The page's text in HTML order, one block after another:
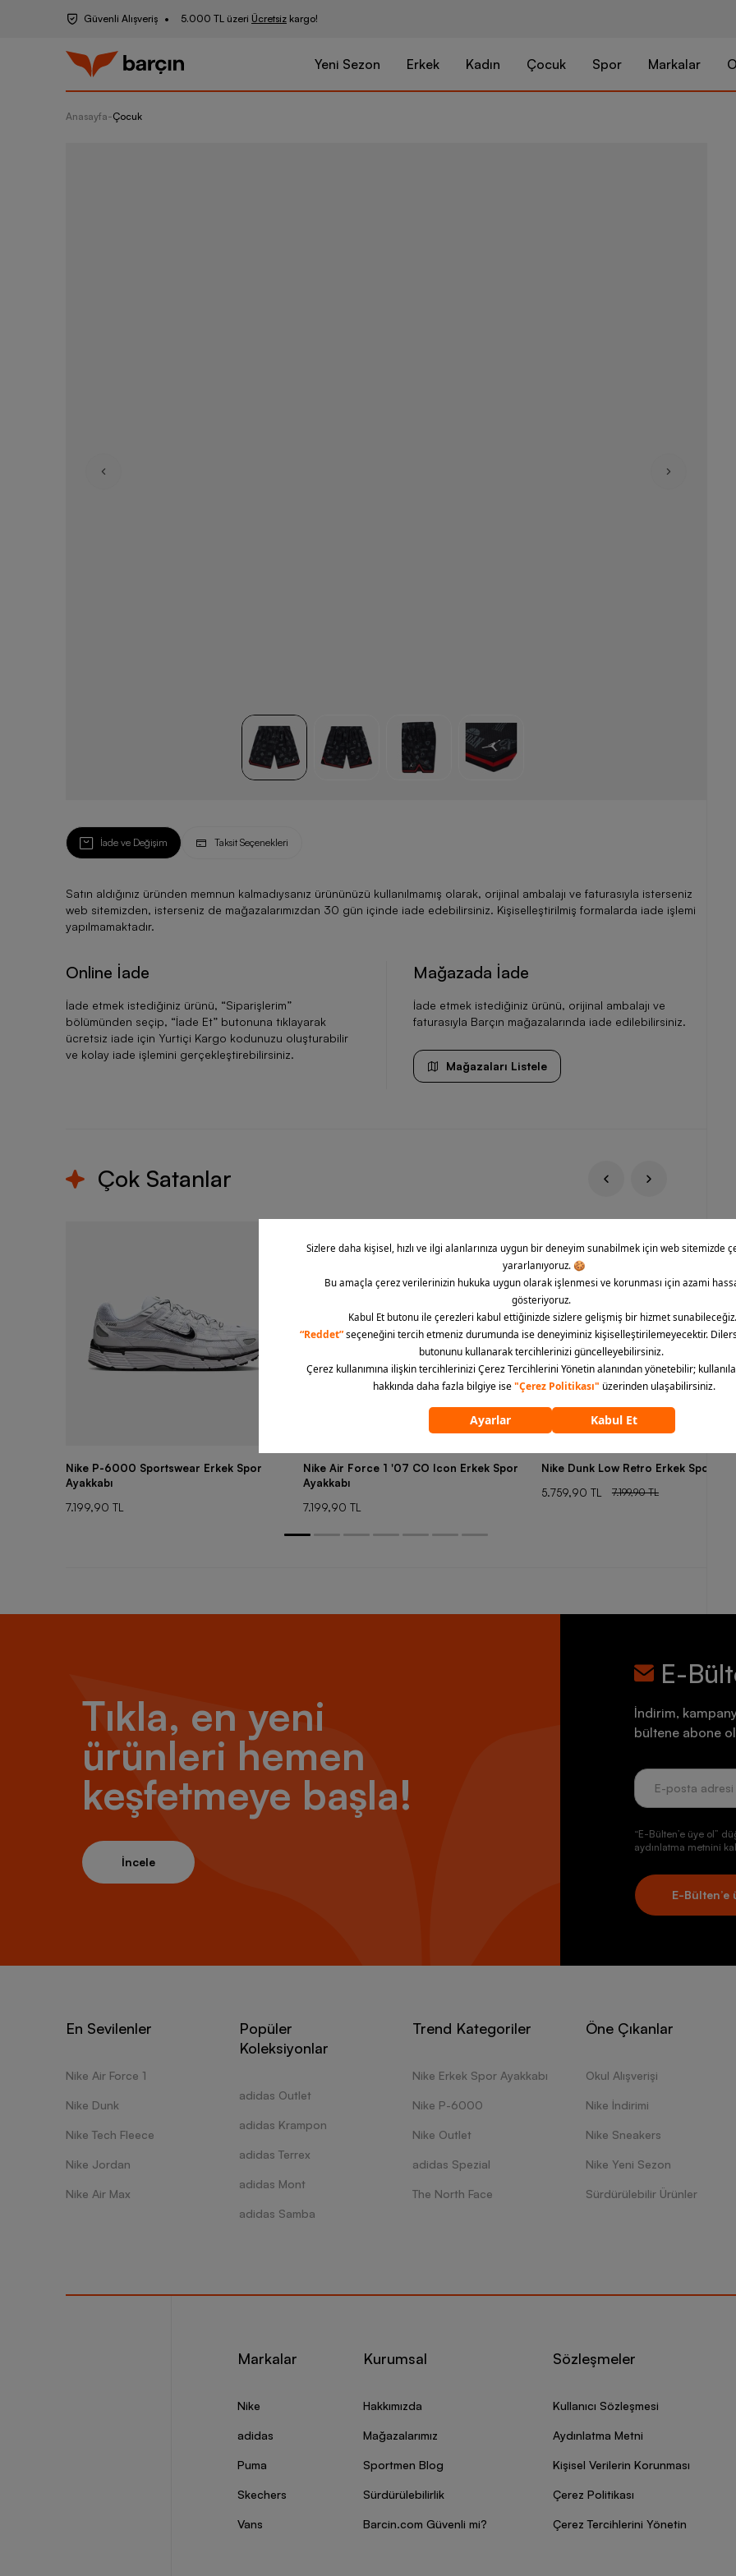
Güvenli Alışveriş 5.000 TL üzeri Ücretsiz kargo!
Yeni Sezon Erkek Kadın Çocuk Spor Markalar
Anasayfa-Çocuk
Nike
İade ve Değişim Taksit Seçenekleri
Satın aldığınız üründen memnun kalmadıysanız ürününüzü kullanılmamış olarak, orijinal ambalajı ve faturasıyla isterseniz
web sitemizden, isterseniz de mağazalarımızdan 30 gün içinde iade edebilirsiniz. Kişiselleştirilmiş formalarda iade işlemi
yapılmamaktadır.
Online İade
İade etmek istediğiniz ürünü, “Siparişlerim”
bölümünden seçip, “İade Et” butonuna tıklayarak
ücretsiz iade için Yurtiçi Kargo kodunuzu oluşturabilir
ve kolay iade işlemini gerçekleştirebilirsiniz.
Mağazada İade
İade etmek istediğiniz ürünü, orijinal ambalajı ve
faturasıyla Barçın mağazalarında iade edilebilirsiniz.
Mağazaları Listele
Çok Satanlar
Nike P-6000 Sportswear Erkek Spor
Ayakkabı
7.199,90 TL
Nike Air Force 1 '07 CO Icon Erkek Spor
Ayakkabı
7.199,90 TL
Nike Dunk Low Retro Erkek Spor
5.759,90 TL
7.199,90 TL
Tıkla, en yeni
ürünleri hemen
keşfetmeye başla!
İncele
E-
İndirim,
bültene abone
“E-Bülten’e üye ol”
aydınlatma metnini
E-Bülten’e
En Sevilenler
Nike Air Force 1
Nike Dunk
Nike Tech Fleece
Nike Jordan
Nike Air Max
Popüler
Koleksiyonlar
adidas Outlet
adidas Krampon
adidas Terrex
adidas Mont
adidas Samba
Trend Kategoriler
Nike Erkek Spor Ayakkabı
Nike P-6000
Nike Outlet
adidas Spezial
The North Face
Öne Çıkanlar
Okul Alışverişi
Nike İndirimi
Nike Sneakers
Nike Yeni Sezon
Sürdürülebilir Ürünler
Markalar
Nike
adidas
Puma
Skechers
Vans
Kurumsal
Hakkımızda
Mağazalarımız
Sportmen Blog
Sürdürülebilirlik
Barcin.com Güvenli mi?
Sözleşmeler
Kullanıcı Sözleşmesi
Aydınlatma Metni
Kişisel Verilerin Korunması
Çerez Politikası
Çerez Tercihlerini Yönetin